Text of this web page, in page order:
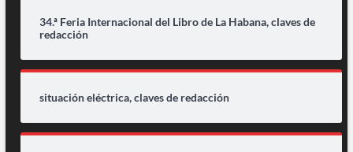
34.ª Feria Internacional del Libro de La Habana, claves de
redacción
situación eléctrica, claves de redacción